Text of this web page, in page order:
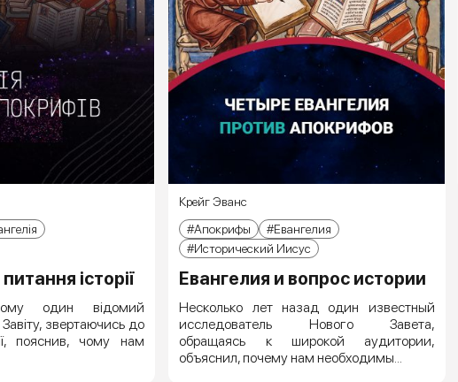
історії
один відомий
звертаючись до
пояснив, чому нам
Крейг Эванс
Апокрифы
Евангелия
Исторический Иисус
Евангелия и вопрос истории
Несколько лет назад один известный
исследователь Нового Завета,
обращаясь к широкой аудитории,
объяснил, почему нам необходимы...